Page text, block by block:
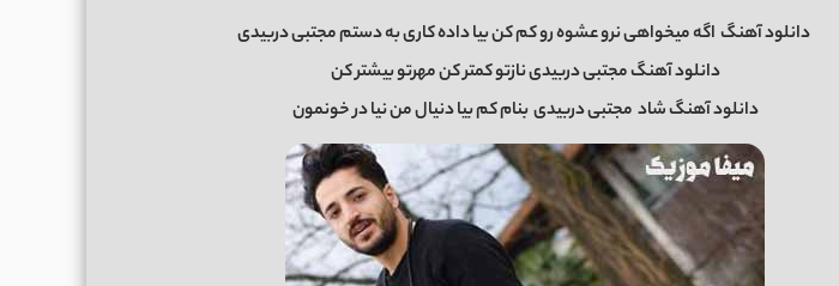
دانلود آهنگ اگه میخواهی نرو عشوه رو کم کن بیا داده کاری به دستم مجتبی دربیدی
دانلود آهنگ مجتبی دربیدی نازتو کمتر کن مهرتو بیشتر کن
دانلود آهنگ شاد مجتبی دربیدیبنام کم بیا دنیال من نیا در خونمون